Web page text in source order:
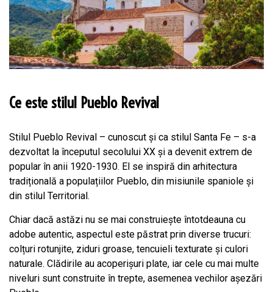
Ce este stilul Pueblo Revival
Stilul Pueblo Revival – cunoscut și ca stilul Santa Fe – s-a
dezvoltat la începutul secolului XX și a devenit extrem de
popular în anii 1920-1930. El se inspiră din arhitectura
tradițională a populațiilor Pueblo, din misiunile spaniole și
din stilul Territorial.
Chiar dacă astăzi nu se mai construiește întotdeauna cu
adobe autentic, aspectul este păstrat prin diverse trucuri:
colțuri rotunjite, ziduri groase, tencuieli texturate și culori
naturale. Clădirile au acoperișuri plate, iar cele cu mai multe
niveluri sunt construite în trepte, asemenea vechilor așezări